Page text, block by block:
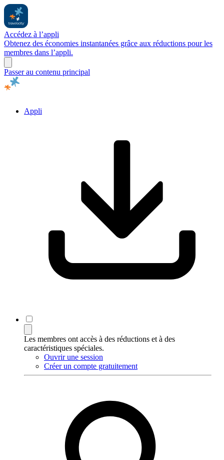
Accédez à l’appli
Obtenez des économies instantanées grâce aux réductions pour les
membres dans l’appli.
Passer au contenu principal
Appli
Les membres ont accès à des réductions et à des
caractéristiques spéciales.
Ouvrir une session
Créer un compte gratuitement